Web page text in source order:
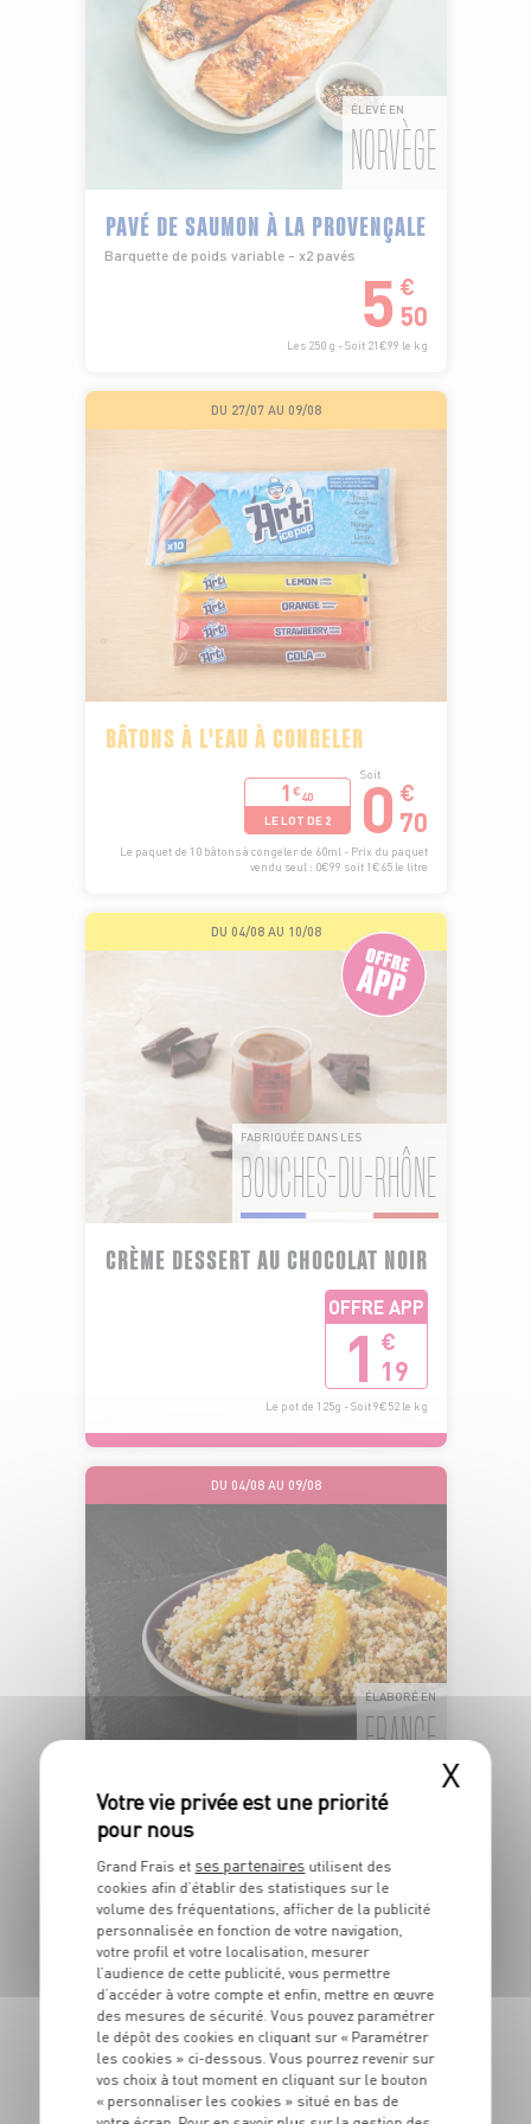
ÉLEVÉ EN
NORVÈGE
PAVÉ DE SAUMON À LA PROVENÇALE
Barquette de poids variable - x2 pavés
5 €
50
Les 250 g - Soit 21€99 le kg
DU 27/07 AU 09/08
BÂTONS À L'EAU À CONGELER
1€40
LE LOT DE 2
Soit
0 €
70
Le paquet de 10 bâtons à congeler de 60ml - Prix du paquet
vendu seul : 0€99 soit 1€65 le litre
DU 04/08 AU 10/08
FABRIQUÉE DANS LES
BOUCHES-DU-RHÔNE
CRÈME DESSERT AU CHOCOLAT NOIR
OFFRE APP
1 €
19
Le pot de 125g - Soit 9€52 le kg
DU 04/08 AU 09/08
ÉLABORÉ EN
FRANCE
TABOULÉ AUX AGRUMES
Semoule de blé dur et fruits
Dans la limite des stocks disponibles
159
Les 100g - Soit 15€90 le kg
DU 04/08 AU 10/08
X
Grand Frais et ses partenaires utilisent des
cookies afin d’établir des statistiques sur le
volume des fréquentations, afficher de la publicité
personnalisée en fonction de votre navigation,
votre profil et votre localisation, mesurer
l’audience de cette publicité, vous permettre
d’accéder à votre compte et enfin, mettre en œuvre
des mesures de sécurité. Vous pouvez paramétrer
le dépôt des cookies en cliquant sur « Paramétrer
les cookies » ci-dessous. Vous pourrez revenir sur
vos choix à tout moment en cliquant sur le bouton
« personnaliser les cookies » situé en bas de